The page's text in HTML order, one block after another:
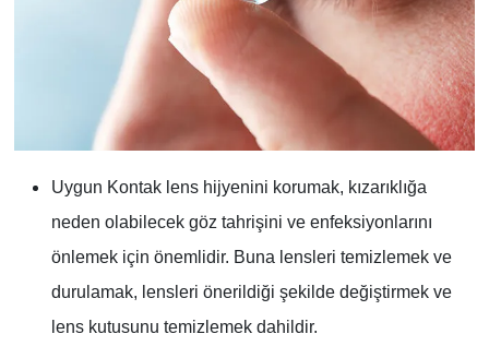
Uygun Kontak lens hijyenini korumak, kızarıklığa
neden olabilecek göz tahrişini ve enfeksiyonlarını
önlemek için önemlidir. Buna lensleri temizlemek ve
durulamak, lensleri önerildiği şekilde değiştirmek ve
lens kutusunu temizlemek dahildir.